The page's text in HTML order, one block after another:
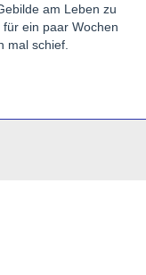
am Leben zu
ein paar Wochen
mal schief.